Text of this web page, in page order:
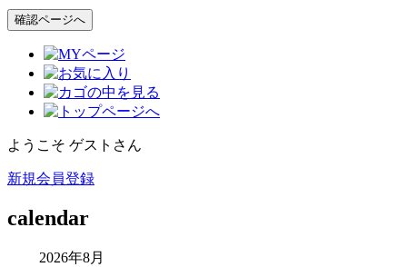
ようこそ ゲストさん
新規会員登録
calendar
2026年8月